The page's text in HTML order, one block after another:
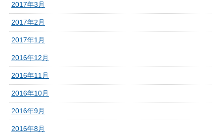
2017年3月
2017年2月
2017年1月
2016年12月
2016年11月
2016年10月
2016年9月
2016年8月